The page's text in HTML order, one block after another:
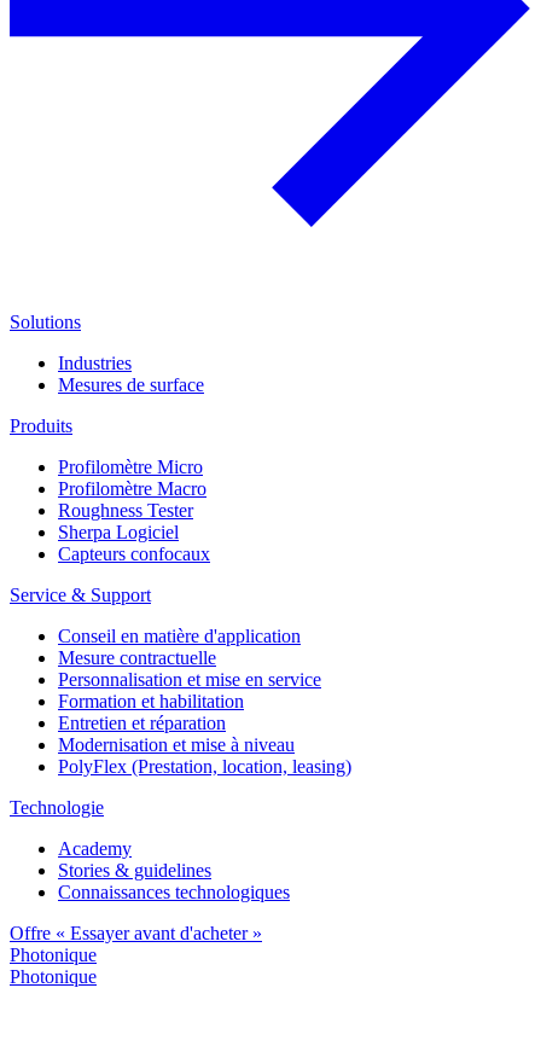
Solutions
Industries
Mesures de surface
Produits
Profilomètre Micro
Profilomètre Macro
Roughness Tester
Sherpa Logiciel
Capteurs confocaux
Service & Support
Conseil en matière d'application
Mesure contractuelle
Personnalisation et mise en service
Formation et habilitation
Entretien et réparation
Modernisation et mise à niveau
PolyFlex (Prestation, location, leasing)
Technologie
Academy
Stories & guidelines
Connaissances technologiques
Offre « Essayer avant d'acheter »
Photonique
Photonique